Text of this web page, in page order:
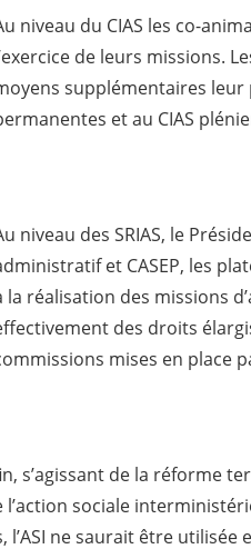
niveau du CIAS les co-
de leurs missions.
supplémentaires
et au CIAS
niveau des SRIAS, le
et CASEP, les
la réalisation des missions
des droits
mises en place
s’agissant de la réforme
l’action sociale
l’ASI ne saurait être